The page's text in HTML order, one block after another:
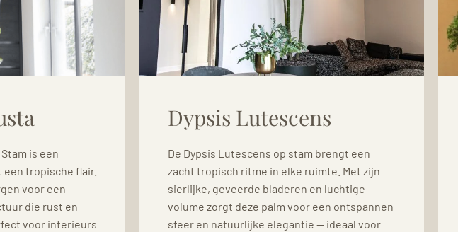
is een
tropische flair.
voor een
die rust en
voor interieurs
Dypsis Lutescens
De Dypsis Lutescens op stam brengt een
zacht tropisch ritme in elke ruimte. Met zijn
sierlijke, geveerde bladeren en luchtige
volume zorgt deze palm voor een ontspannen
sfeer en natuurlijke elegantie — ideaal voor